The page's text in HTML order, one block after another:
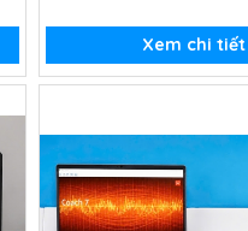
Xem chi tiết